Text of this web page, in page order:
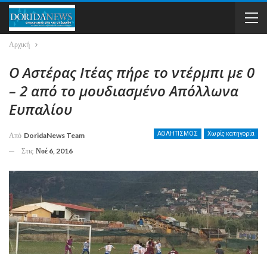
Αρχική
Ο Αστέρας Ιτέας πήρε το ντέρμπι με 0
– 2 από το μουδιασμένο Απόλλωνα
Ευπαλίου
ΑΘΛΗΤΙΣΜΟΣ Χωρίς κατηγορία
Από DoridaNews Team
Στις Νοέ 6, 2016